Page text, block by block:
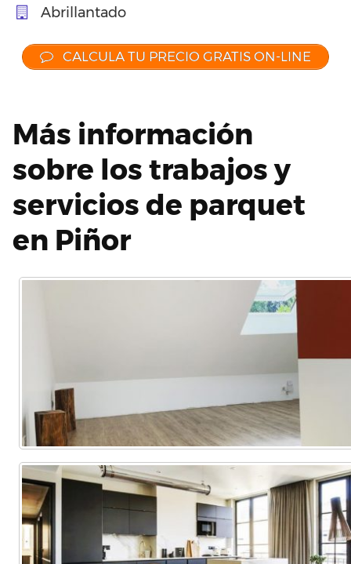
Abrillantado
CALCULA TU PRECIO GRATIS ON-LINE
Más información
sobre los trabajos y
servicios de parquet
en Piñor